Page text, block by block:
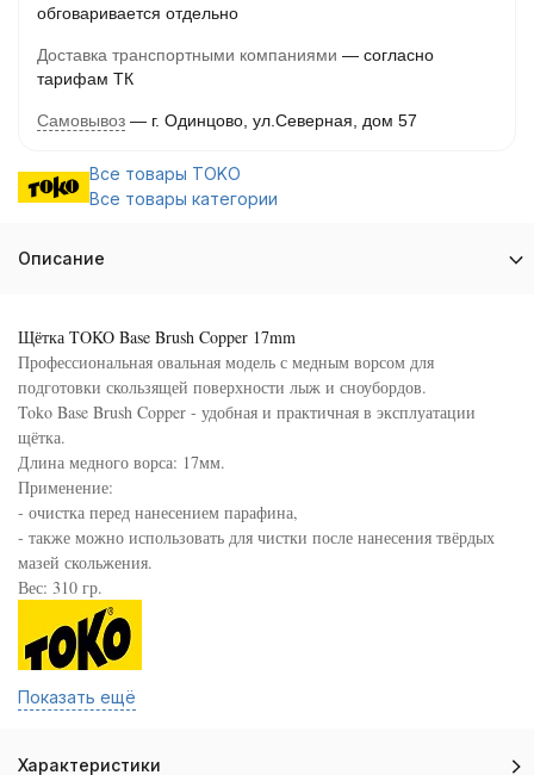
обговаривается отдельно
Доставка транспортными компаниями
согласно
тарифам ТК
Самовывоз г. Одинцово, ул.Северная, дом 57
Все товары TOKO
Все товары категории
Описание
Щётка TOKO Base Brush Copper 17mm
Профессиональная овальная модель с медным ворсом для
подготовки скользящей поверхности лыж и сноубордов.
Toko Base Brush Copper - удобная и практичная в эксплуатации
щётка.
Длина медного ворса: 17мм.
Применение:
- очистка перед нанесением парафина,
- также можно использовать для чистки после нанесения твёрдых
мазей скольжения.
Вес: 310 гр.
Показать ещё
Характеристики